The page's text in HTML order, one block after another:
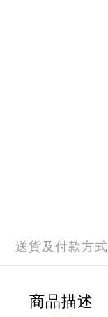
送貨及付款方式
商品描述